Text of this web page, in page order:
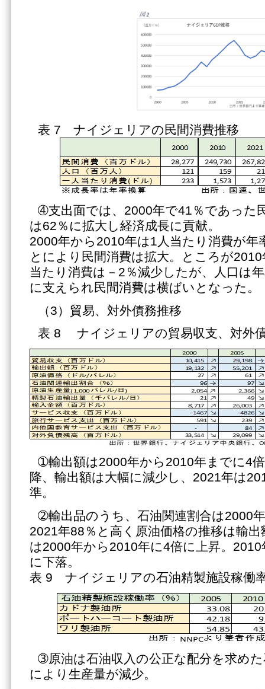
表 7 ナイジェリアの民間消費推移
➃支出面では、2000年で41％であった
は62％に拡大し経済成長に貢献。
2000年から2010年は1人当たり消費が年
とにより民間消費は拡大。ところが
当たり消費は－2％減少したが、人口は
に支えられ民間消費は横ばいとなった。
（3）貿易、対外債務推移
表 8 ナイジェリアの貿易収支、対外
➀輸出額は2000年から2010年までに4
降、輸出額は大幅に減少し、2021年は
準。
➁輸出品のうち、石油関連割合は2000
2021年88％と高く原油価格の推移は輸
は2000年から2010年に4倍に上昇。
に下落。
表 9 ナイジェリアの石油精製施設稼働
➂原油は石油収入の公正な配分を求め
により生産量が減少。